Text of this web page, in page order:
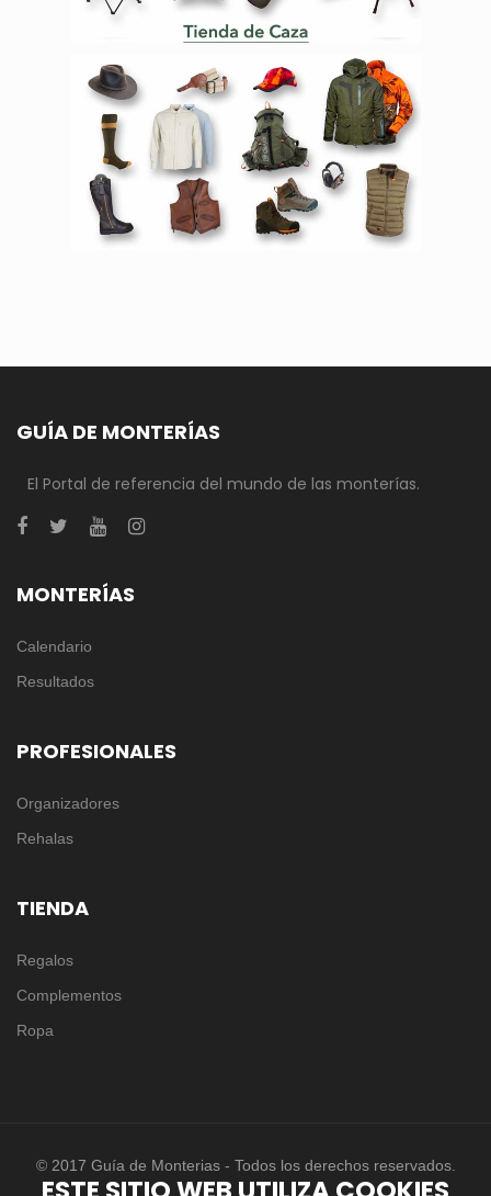
GUÍA DE MONTERÍAS
El Portal de referencia del mundo de las monterías.
MONTERÍAS
Calendario
Resultados
PROFESIONALES
Organizadores
Rehalas
TIENDA
Regalos
Complementos
Ropa
© 2017 Guía de Monterias - Todos los derechos reservados.